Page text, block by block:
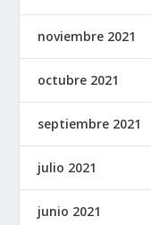
noviembre 2021
octubre 2021
septiembre 2021
julio 2021
junio 2021